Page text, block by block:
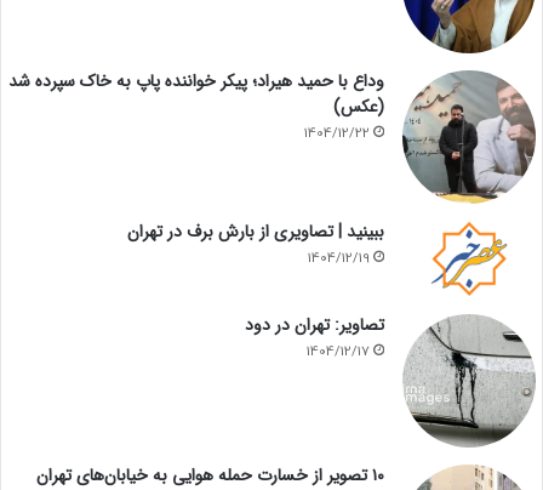
وداع با حمید هیراد؛ پیکر خواننده پاپ به خاک سپرده شد
(عکس)
1404/12/22
ببینید | تصاویری از بارش برف در تهران
1404/12/19
تصاویر: تهران در دود
1404/12/17
۱۰ تصویر از خسارت حمله هوایی به خیابان‌های تهران